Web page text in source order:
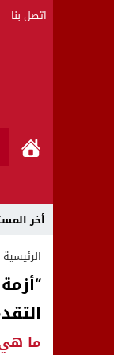
اتصل بنا
أخر
الرئيسية
ما هي